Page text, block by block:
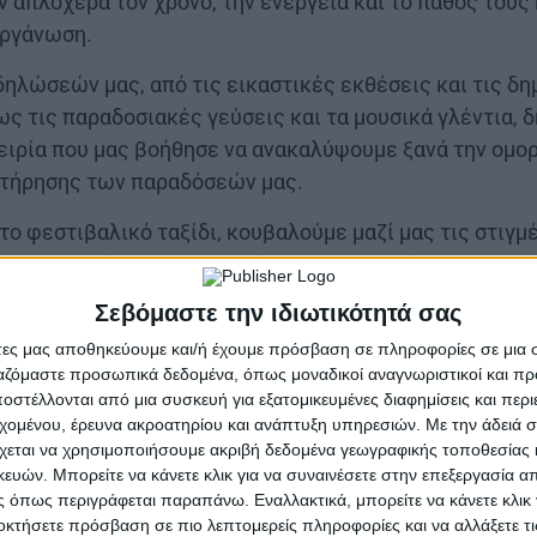
Σεβόμαστε την ιδιωτικότητά σας
μας αποθηκεύουμε και/ή έχουμε πρόσβαση σε πληροφορίες σε
προσωπικά δεδομένα, όπως μοναδικοί αναγνωριστικοί και
από μια συσκευή για εξατομικευμένες διαφημίσεις και
έρευνα ακροατηρίου και ανάπτυξη υπηρεσιών. Με την άδειά
να χρησιμοποιήσουμε ακριβή δεδομένα γεωγραφικής τοποθεσίας
Μπορείτε να κάνετε κλικ για να συναινέσετε στην επεξεργασία
περιγράφεται παραπάνω. Εναλλακτικά, μπορείτε να κάνετε κλικ
πρόσβαση σε πιο λεπτομερείς πληροφορίες και να αλλάξετε
μας, από τις εικαστικές εκθέσεις και τις
τις παραδοσιακές γεύσεις και τα μουσικά γλέντια,
που μας βοήθησε να ανακαλύψουμε ξανά την
των παραδόσεών μας.
φεστιβαλικό ταξίδι, κουβαλούμε μαζί μας τις
να νιώσουμε πλουσιότεροι και χαρούμενοι. Σας
συνεισφορά σας σε αυτήν την αξέχαστη εκδήλωση.
ευχαριστούμε θερμά τους χορηγούς μας, που
ΦΕΣΤΙΒΑΛ ΤΩΝ ΝΤΟΠΙΩΝ. Γνωρίστε τους χορηγούς: